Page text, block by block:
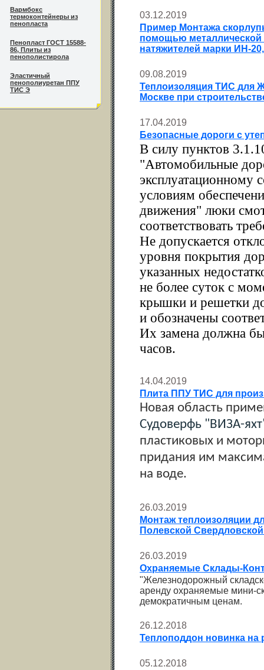
Вармбокс
термоконтейнеры из
пенопласта
Пенопласт ГОСТ 15588-
86, Плиты из
пенополистирола
Эластичный
пенополиуретан ППУ
ТИС Э
03.12.2019
Пример Монтажа
помощью металлической
натяжителей марки ИН-
09.08.2019
Теплоизоляция ТИС для
Москве при
17.04.2019
Безопасные дороги с
В силу пунктов
"Автомобильные
эксплуатационному
условиям
движения" люки
соответствовать
Не допускается
уровня покрытия
указанных
не более суток с
крышки и решетки
и обозначены
Их замена должна
часов.
14.04.2019
Плита ППУ ТИС для
Новая область
Судоверфь "ВИЗА-
пластиковых и
придания им
на воде.
26.03.2019
Монтаж теплоизоляции
Полевской
26.03.2019
Охраняемые Склады-
"Железнодорожный
аренду охраняемые мини-
демократичным ценам.
26.12.2018
Теплоподдон новинка на
05.12.2018